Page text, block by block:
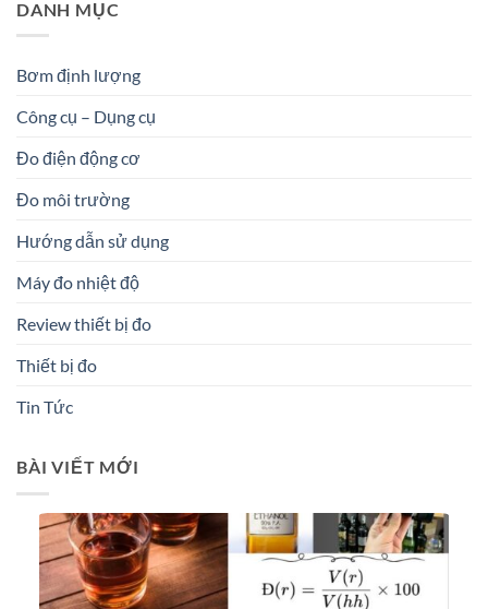
DANH MỤC
Bơm định lượng
Công cụ – Dụng cụ
Đo điện động cơ
Đo môi trường
Hướng dẫn sử dụng
Máy đo nhiệt độ
Review thiết bị đo
Thiết bị đo
Tin Tức
BÀI VIẾT MỚI